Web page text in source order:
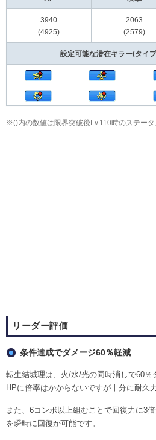
3940
(4925)
2063
(2579)
設定可能な潜在キラー(タイ
※()内の数値は限界突破後Lv.110時のステー
リーダー評価
条件達成でダメージ60％軽減
転生結城理は、火/水/光の同時消しで60％
HPに倍率はかからないですが十分に耐久
また、6コンボ以上組むことで回復力に3
を瞬時に回復が可能です。